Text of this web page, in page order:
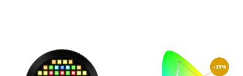
Mit den Farben Rot, Grün, Blau, Amber,
Lime und Cyan erzeugt die ROXX® 6-
Farben-LED-Engine eine enorme